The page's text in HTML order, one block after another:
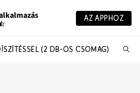
AZ APPHOZ
(2 DB-OS CSOMAG)